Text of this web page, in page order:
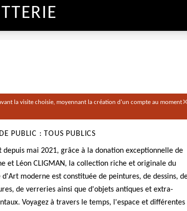
la visite choisie, moyennant la création d'un compte au moment
PUBLIC : TOUS PUBLICS
depuis mai 2021, grâce à la donation exceptionnelle de
et Léon CLIGMAN, la collection riche et originale du
d'Art moderne est constituée de peintures, de dessins,
de verreries ainsi que d'objets antiques et extra-
Voyagez à travers le temps, l'espace et différentes